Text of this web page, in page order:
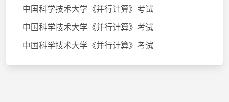
中国科学技术大学《并行计算》考试
中国科学技术大学《并行计算》考试
中国科学技术大学《并行计算》考试